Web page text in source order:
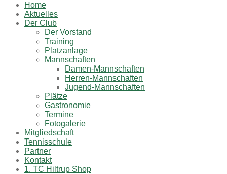
Home
Aktuelles
Der Club
Der Vorstand
Training
Platzanlage
Mannschaften
Damen-Mannschaften
Herren-Mannschaften
Jugend-Mannschaften
Plätze
Gastronomie
Termine
Fotogalerie
Mitgliedschaft
Tennisschule
Partner
Kontakt
1. TC Hiltrup Shop